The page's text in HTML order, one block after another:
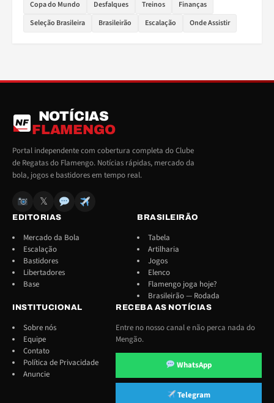
Copa do Mundo
Desfalques Treinos
Finanças
Seleção Brasileira
Brasileirão Escalação Onde Assistir
NF
NOTÍCIAS
FLAMENGO
Portal independente com cobertura completa do Clube
de Regatas do Flamengo. Notícias rápidas, mercado da
bola, jogos e bastidores em tempo real.
𝕏
EDITORIAS
Mercado da Bola
Escalação
Bastidores
Libertadores
Base
BRASILEIRÃO
Tabela
Artilharia
Jogos
Elenco
Flamengo joga hoje?
Brasileirão — Rodada
INSTITUCIONAL
Sobre nós
Equipe
Contato
Política de Privacidade
Anuncie
RECEBA AS NOTÍCIAS
Entre no nosso canal e não perca nada do
Mengão.
WhatsApp
Telegram